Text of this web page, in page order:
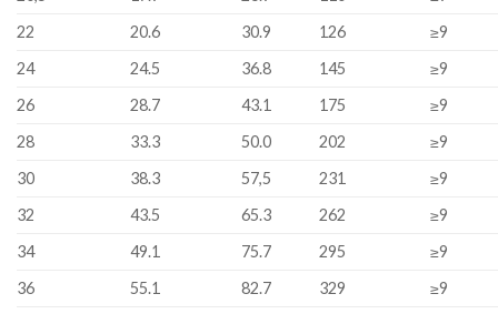
22
20.6 30.9 126
≥9
24
24.5 36.8 145
≥9
26
28.7 43.1 175
≥9
28
33.3 50.0 202
≥9
30
38.3 57,5 231
≥9
32
43.5 65.3 262
≥9
34
49.1 75.7 295
≥9
36
55.1 82.7 329
≥9